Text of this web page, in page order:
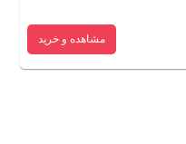
مشاهده و خرید